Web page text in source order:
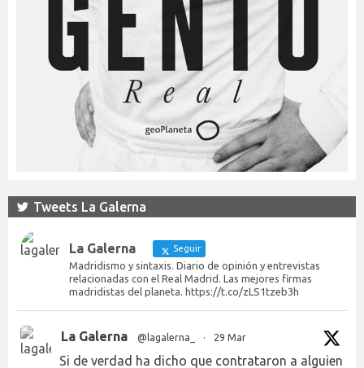
Tweets La Galerna
La Galerna Seguir
Madridismo y sintaxis. Diario de opinión y entrevistas
relacionadas con el Real Madrid. Las mejores firmas
madridistas del planeta. https://t.co/zLS1tzeb3h
La Galerna @lagalerna_ · 29 Mar
Si de verdad ha dicho que contrataron a alguien